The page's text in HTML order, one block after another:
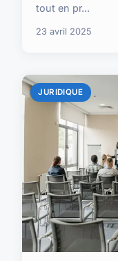
tout en pr...
23 avril 2025
JURIDIQUE